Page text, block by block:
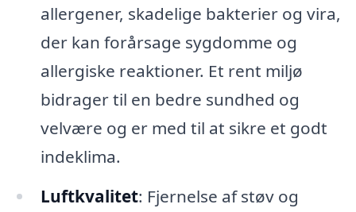
allergener, skadelige bakterier og vira,
der kan forårsage sygdomme og
allergiske reaktioner. Et rent miljø
bidrager til en bedre sundhed og
velvære og er med til at sikre et godt
indeklima.
Luftkvalitet: Fjernelse af støv og